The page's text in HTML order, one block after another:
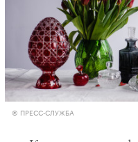
© ПРЕСС-СЛУЖБА